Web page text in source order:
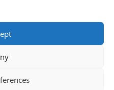
jog fenntartva. All rights